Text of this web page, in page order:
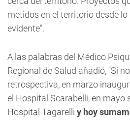
metidos en el territorio desde
evidente".
A las palabras del Médico
Regional de Salud añadió, "Si
retrospectiva, en marzo
el Hospital Scarabelli, en mayo
Hospital Tagarelli y hoy